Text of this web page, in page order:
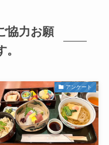
協力お願
アンケート